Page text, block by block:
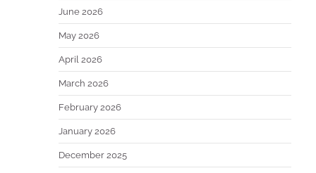
June 2026
May 2026
April 2026
March 2026
February 2026
January 2026
December 2025